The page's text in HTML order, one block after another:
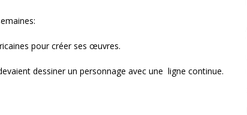
pour créer ses œuvres.
dessiner un personnage avec une ligne continue.